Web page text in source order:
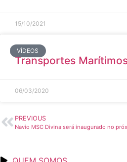
15/10/2021
VÍDEOS
Transportes
06/03/2020
PREVIOUS
Navio MSC Divina será inaugurado no